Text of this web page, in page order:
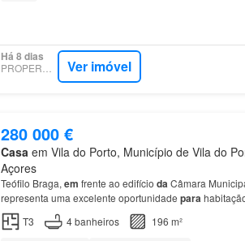
Há 8 dias
PROPERSTAR Ver imóvel
280 000 €
Casa em Vila do Porto, Município de Vila do
Açores
Teófilo Braga, em frente ao edifício daCâmara
representa uma excelente oportunidade para
reunindo três frações distintas: dois espaços
T3 4banheiros
196 m²